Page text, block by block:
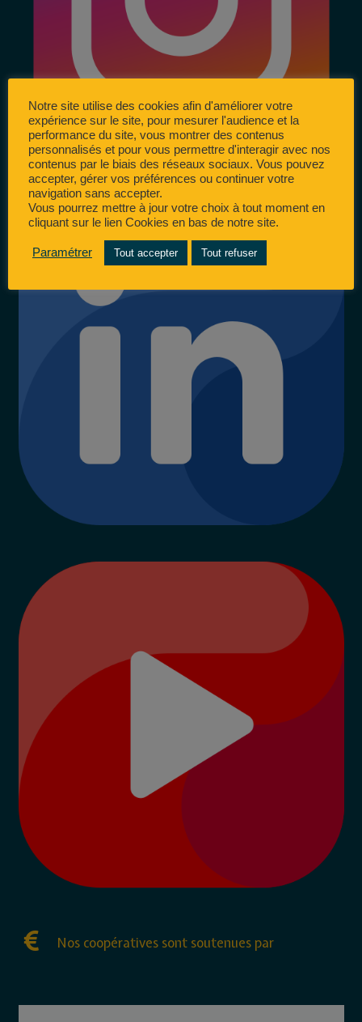
Nos coopératives sont soutenues par
Notre site utilise des cookies afin d'améliorer votre
expérience sur le site, pour mesurer l'audience et la
performance du site, vous montrer des contenus
personnalisés et pour vous permettre d'interagir avec nos
contenus par le biais des réseaux sociaux. Vous pouvez
accepter, gérer vos préférences ou continuer votre
navigation sans accepter.
Vous pourrez mettre à jour votre choix à tout moment en
cliquant sur le lien Cookies en bas de notre site.
Paramétrer Tout accepter Tout refuser